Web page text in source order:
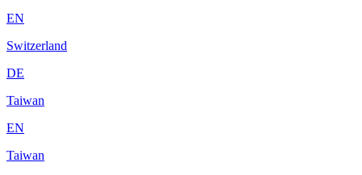
EN
Switzerland
DE
Taiwan
EN
Taiwan